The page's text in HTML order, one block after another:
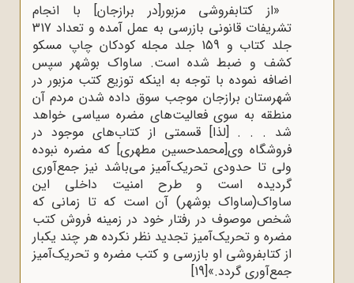
«از کتابفروشی مزبور[در برازجان] با انجام
تشریفات قانونی بازرسی به عمل آمده و تعداد 317
جلد کتاب و 159 جلد مجله کودکان چاپ مسکو
کشف و ضبط شده است. ساواک بوشهر سپس
اضافه نموده با توجه به اینکه توزیع کتب مزبور در
شهرستان برازجان موجب سوق داده شدن مردم آن
منطقه به سوی فعالیت‌های مضره سیاسی خواهد
شد . . . [لذا] قسمتی از کتاب‌های موجود در
فروشگاه وی[محمدحسین مطهری] که مضره نبوده
ولی تا حدودی تحریک‌آمیز می‌باشد نیز جمع‌آوری
گردیده است و طرح امنیت داخلی این
ساواک(ساواک بوشهر) آن است که تا زمانی که
شخص موصوف در رفتار خود در زمینه فروش کتب
مضره و تحریک‌آمیز تجدید نظر نکرده هر چند یکبار
از کتابفروشی او بازرسی و کتب مضره و تحریک‌آمیز
جمع‌آوری گردد.»[19]